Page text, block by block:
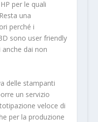
per le quali
una
perché i
sono user friendly
dai non
delle stampanti
un servizio
veloce di
per la produzione